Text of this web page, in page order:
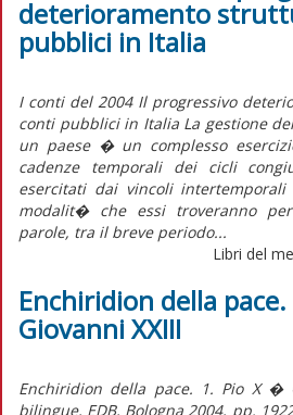
deterioramento
pubblici in Italia
I conti del 2004 Il progressivo
conti pubblici in Italia La gestione
un paese � un complesso
cadenze temporali dei cicli
esercitati dai vincoli
modalit� che essi troveranno
parole, tra il breve periodo...
Libri del
Enchiridion della pace.
Giovanni XXIII
Enchiridion della pace. 1. Pio X �
bilingue, EDB, Bologna 2004, pp.